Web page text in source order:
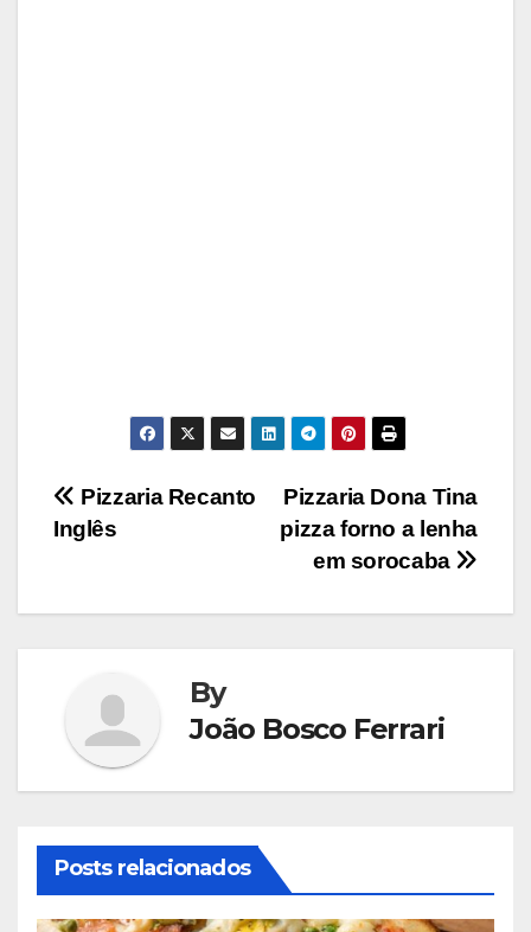
Navegação
de
Post
Pizzaria Dona Tina
pizza forno a lenha
em sorocaba
Pizzaria Recanto
Inglês
By
João Bosco Ferrari
Posts relacionados